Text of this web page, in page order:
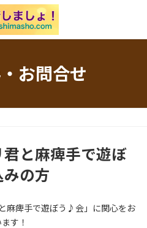
お問合せ
と麻痺手で遊ぼ
の方
麻痺手で遊ぼう♪会」に関心をお
ます！